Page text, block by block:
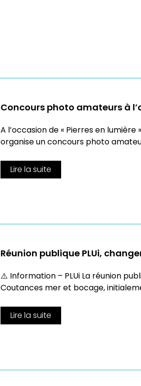
Concours photo amateurs à
A l’occasion de « Pierres en
organise un concours photo
Lire la suite
Réunion publique PLUi,
⚠️ Information – PLUi La réunion
Coutances mer et bocage,
Lire la suite